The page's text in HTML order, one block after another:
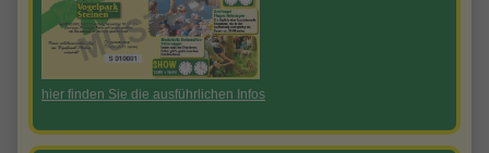
hier finden Sie die ausführlichen Infos